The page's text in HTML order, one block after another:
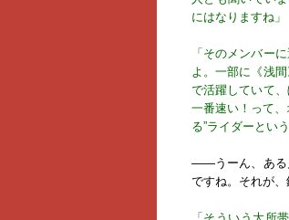
にはなりますね」
「そのメンバー
よ。一部に《浅
で活躍していて
一番速い！って
る”ライダーとい
――うーん、ある
ですね。それが